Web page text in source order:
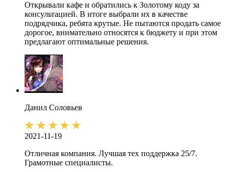
Открывали кафе и обратились к Золотому коду за
консультацией. В итоге выбрали их в качестве
подрядчика, ребята крутые. Не пытаются продать самое
дорогое, внимательно относятся к бюджету и при этом
предлагают оптимальные решения.
Данил Соловьев
2021-11-19
Отличная компания. Лучшая тех поддержка 25/7.
Грамотные специалисты.